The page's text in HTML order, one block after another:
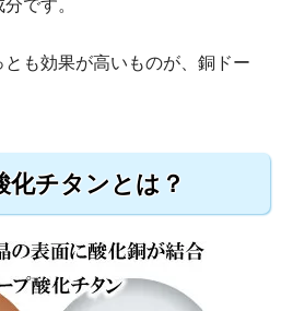
です。
も効果が高いものが、銅ドー
化チタンとは？